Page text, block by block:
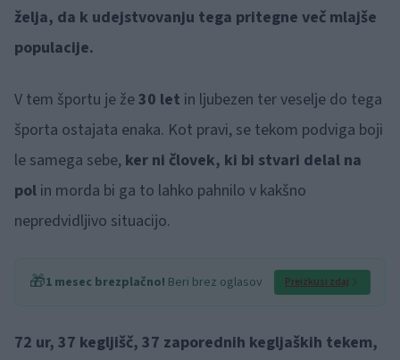
želja, da k udejstvovanju tega pritegne več mlajše
populacije.
V tem športu je že30 let in ljubezen ter veselje do tega
športa ostajata enaka. Kot pravi, se tekom podviga boji
le samega sebe, ker ni človek, ki bi stvari delal na
pol in morda bi ga to lahko pahnilo v kakšno
nepredvidljivo situacijo.
🎁1 mesec brezplačno! Beri brez oglasov Preizkusi zdaj
72 ur, 37 kegljišč, 37 zaporednih kegljaških tekem,